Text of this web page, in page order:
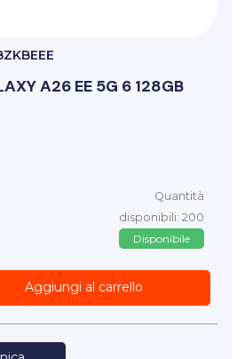
A26 EE 5G 6 128GB
Quantità
disponibili: 200
Disponibile
Aggiungi al carrello